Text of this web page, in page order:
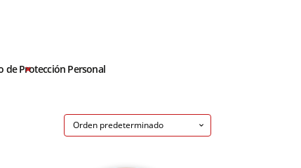
de Protección Personal